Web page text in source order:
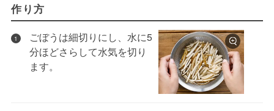
作り方
1
ごぼうは細切りにし、水に5
分ほどさらして水気を切り
ます。